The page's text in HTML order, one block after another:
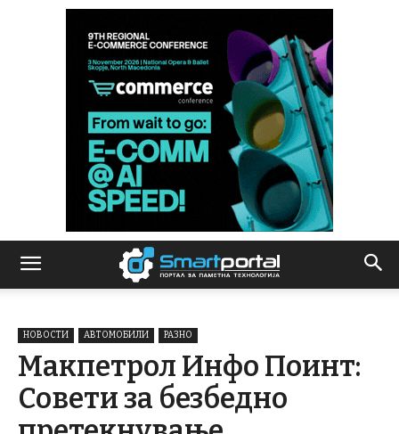
НОВОСТИ АВТОМОБИЛИ РАЗНО
Макпетрол Инфо Поинт:
Совети за безбедно